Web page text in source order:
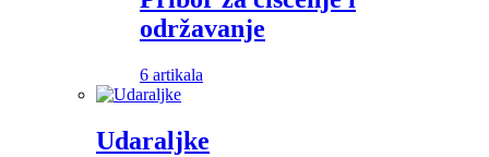
održavanje
6 artikala
Udaraljke